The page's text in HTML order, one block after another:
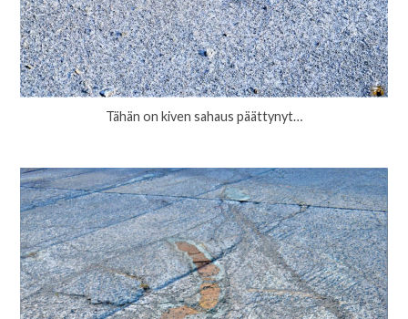
Tähän on kiven sahaus päättynyt…